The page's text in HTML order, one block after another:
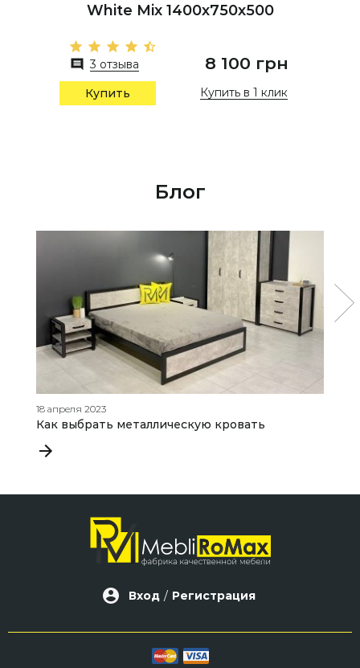
White Mix 1400х750х500
3 отзыва 8 100 грн
Купить Купить в 1 клик
Блог
18 апреля 2023
Как выбрать металлическую кровать
Вход / Регистрация